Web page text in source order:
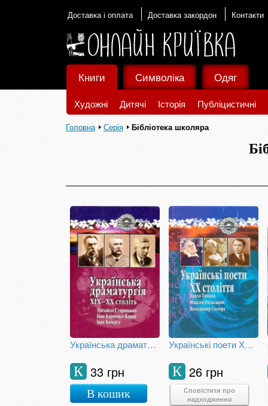
Доставка і оплата Доставка закордон Контакти
Книги
Художні Дитячі Історія Публіцистичні
Символіка Одяг
Головна Серія Бібліотека школяра
Українська драматургія ХІХ-ХХ століть
33 грн
К
В кошик
Українські поети ХХ століття
26 грн
К
Сповістити про
надходження